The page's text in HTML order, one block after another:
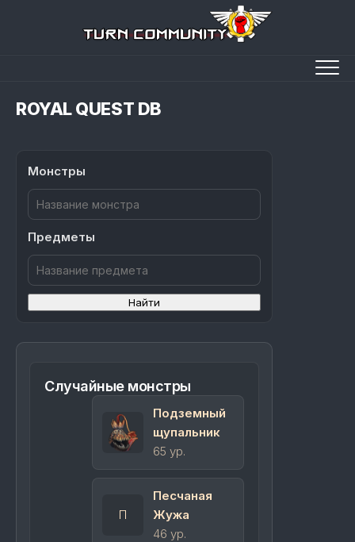
ROYAL QUEST DB
Монстры
Предметы
Найти
Случайные монстры
Подземный
щупальник
65 ур.
П
Песчаная
Жужа
46 ур.